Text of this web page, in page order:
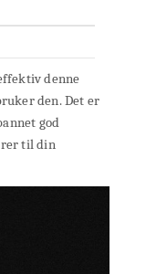
denne
den. Det er
god
til din